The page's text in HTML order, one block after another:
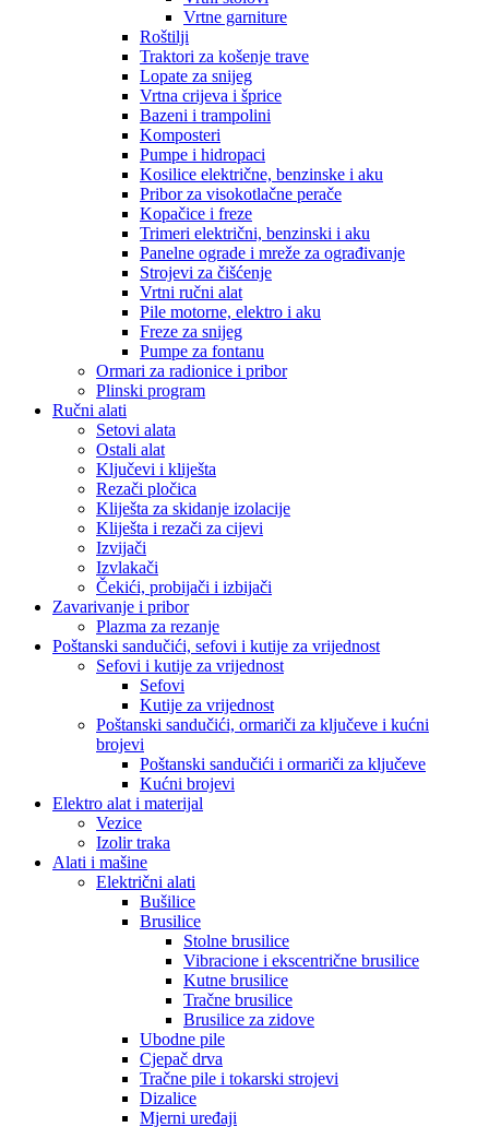
Vrtne garniture
Roštilji
Traktori za košenje trave
Lopate za snijeg
Vrtna crijeva i šprice
Bazeni i trampolini
Komposteri
Pumpe i hidropaci
Kosilice električne, benzinske i aku
Pribor za visokotlačne perače
Kopačice i freze
Trimeri električni, benzinski i aku
Panelne ograde i mreže za ograđivanje
Strojevi za čišćenje
Vrtni ručni alat
Pile motorne, elektro i aku
Freze za snijeg
Pumpe za fontanu
Ormari za radionice i pribor
Plinski program
Ručni alati
Setovi alata
Ostali alat
Ključevi i kliješta
Rezači pločica
Kliješta za skidanje izolacije
Kliješta i rezači za cijevi
Izvijači
Izvlakači
Čekići, probijači i izbijači
Zavarivanje i pribor
Plazma za rezanje
Poštanski sandučići, sefovi i kutije za vrijednost
Sefovi i kutije za vrijednost
Sefovi
Kutije za vrijednost
Poštanski sandučići, ormariči za ključeve i kućni
brojevi
Poštanski sandučići i ormariči za ključeve
Kućni brojevi
Elektro alat i materijal
Vezice
Izolir traka
Alati i mašine
Električni alati
Bušilice
Brusilice
Stolne brusilice
Vibracione i ekscentrične brusilice
Kutne brusilice
Tračne brusilice
Brusilice za zidove
Ubodne pile
Cjepač drva
Tračne pile i tokarski strojevi
Dizalice
Mjerni uređaji